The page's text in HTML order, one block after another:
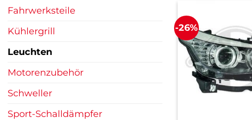
Fahrwerksteile
Kühlergrill
Leuchten
Motorenzubehör
Schweller
Sport-Schalldämpfer
-26%